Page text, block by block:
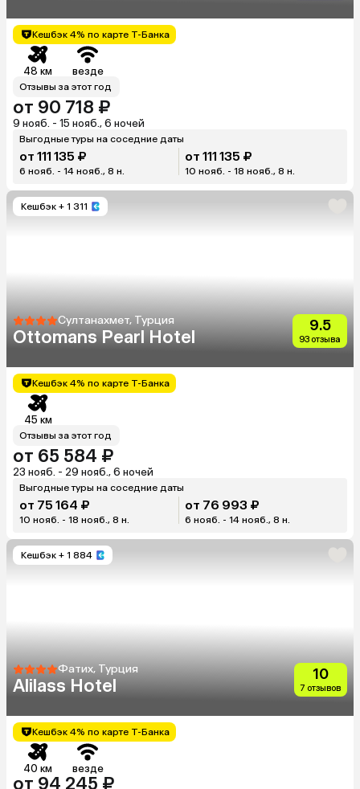
Кешбэк 4% по карте Т-Банка
48 км везде
Отзывы за этот год
от 90 718 ₽
9 нояб. - 15 нояб., 6 ночей
Выгодные туры на соседние даты
от 111 135 ₽
6 нояб. - 14 нояб., 8 н.
от 111 135 ₽
10 нояб. - 18 нояб., 8 н.
Кешбэк + 1 311
Султанахмет, Турция
Ottomans Pearl Hotel
9.5
93 отзыва
Кешбэк 4% по карте Т-Банка
45 км
Отзывы за этот год
от 65 584 ₽
23 нояб. - 29 нояб., 6 ночей
Выгодные туры на соседние даты
от 75 164 ₽
10 нояб. - 18 нояб., 8 н.
от 76 993 ₽
6 нояб. - 14 нояб., 8 н.
Кешбэк + 1 884
Фатих, Турция
Alilass Hotel
10
7 отзывов
Кешбэк 4% по карте Т-Банка
40 км везде
от 94 245 ₽